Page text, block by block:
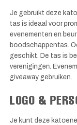
Je gebruikt deze
tas is ideaal voor
evenementen en
boodschappentas.
geschikt. De tas is
verenigingen.
giveaway gebruiken.
LOGO &
Je kunt deze